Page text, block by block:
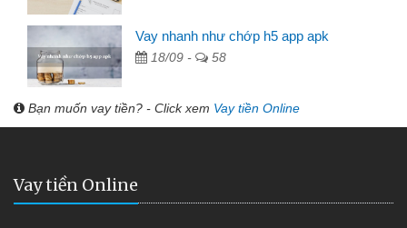
Vay nhanh như chớp h5 app apk
18/09 - 58
Bạn muốn vay tiền? - Click xem Vay tiền Online
Vay tiền Online